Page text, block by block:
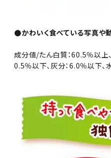
●かわいく食べている写真や
成分値/たん白質：60.5％以上
0.5％以下、灰分：6.0％以下、